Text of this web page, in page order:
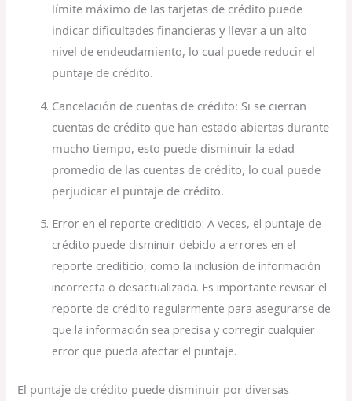
límite máximo de las tarjetas de crédito puede
indicar dificultades financieras y llevar a un alto
nivel de endeudamiento, lo cual puede reducir el
puntaje de crédito.
Cancelación de cuentas de crédito: Si se cierran
cuentas de crédito que han estado abiertas durante
mucho tiempo, esto puede disminuir la edad
promedio de las cuentas de crédito, lo cual puede
perjudicar el puntaje de crédito.
Error en el reporte crediticio: A veces, el puntaje de
crédito puede disminuir debido a errores en el
reporte crediticio, como la inclusión de información
incorrecta o desactualizada. Es importante revisar el
reporte de crédito regularmente para asegurarse de
que la información sea precisa y corregir cualquier
error que pueda afectar el puntaje.
El puntaje de crédito puede disminuir por diversas